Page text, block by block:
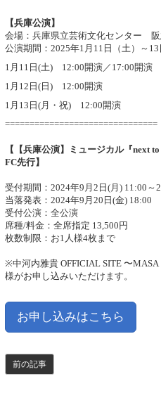
【兵庫公演】
会場：兵庫県立芸術文化センター
公演期間：2025年1月11日（土）～
1月11日(土) 12:00開演／17:00開演
1月12日(日) 12:00開演
1月13日(月・祝) 12:00開演
===============================
【【兵庫公演】ミュージカル『next
FC先行】
受付期間：2024年9月2日(月) 11:00～
当落発表：2024年9月20日(金) 18:00
受付公演：全公演
席種/料金：全席指定 13,500円
枚数制限：お1人様4枚まで
※中河内雅貴 OFFICIAL SITE 〜
様がお申し込みいただけます。
お申し込みはこちら
前の記事